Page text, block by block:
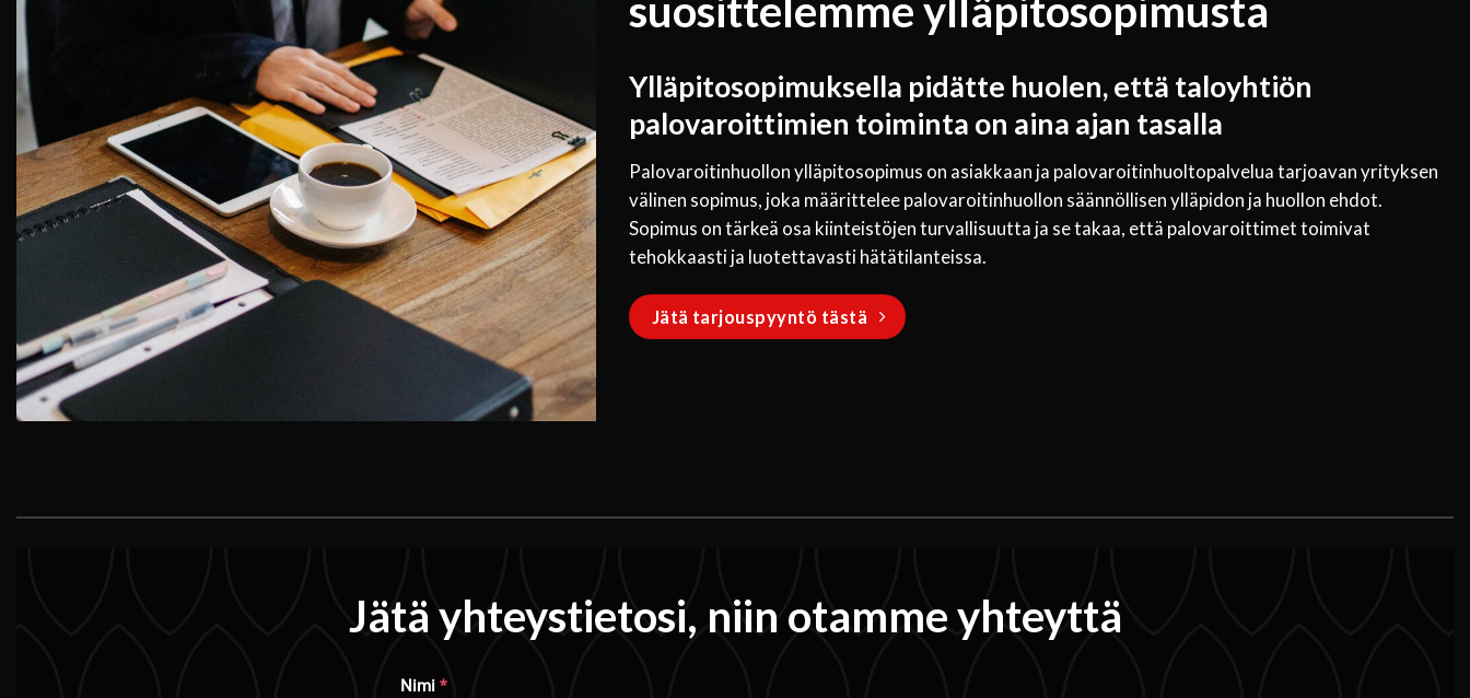
suosittelemme ylläpitosopimusta
Ylläpitosopimuksella pidätte huolen, että taloyhtiön
palovaroittimien toiminta on aina ajan tasalla
Palovaroitinhuollon ylläpitosopimus on asiakkaan ja palovaroitinhuoltopalvelua tarjoavan yrityksen
välinen sopimus, joka määrittelee palovaroitinhuollon säännöllisen ylläpidon ja huollon ehdot.
Sopimus on tärkeä osa kiinteistöjen turvallisuutta ja se takaa, että palovaroittimet toimivat
tehokkaasti ja luotettavasti hätätilanteissa.
Jätä tarjouspyyntö tästä
Jätä yhteystietosi, niin otamme yhteyttä
Nimi *